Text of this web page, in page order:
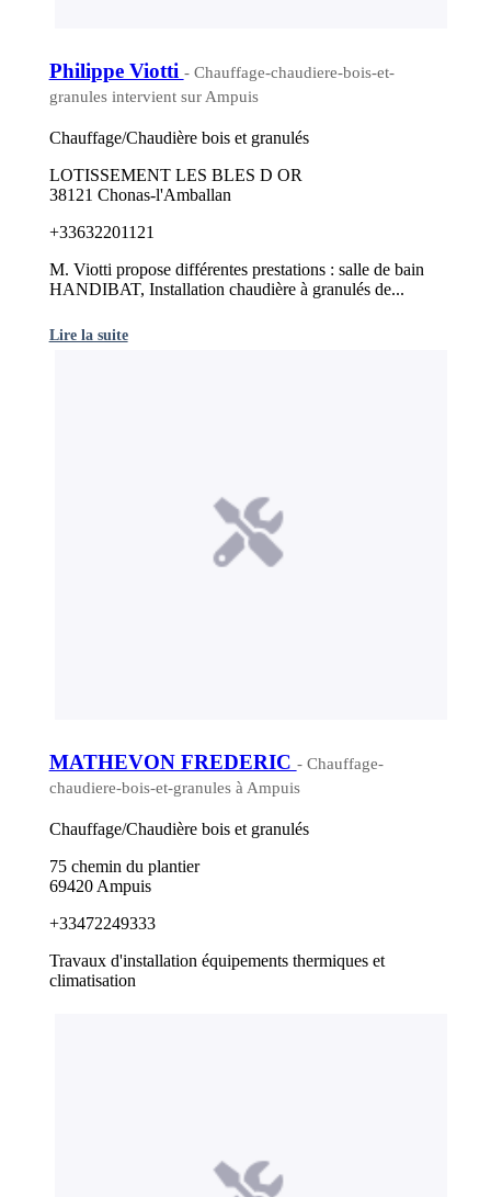
Philippe Viotti - Chauffage-chaudiere-bois-et-
granules intervient sur Ampuis
Chauffage/Chaudière bois et granulés
LOTISSEMENT LES BLES D OR
38121 Chonas-l'Amballan
+33632201121
M. Viotti propose différentes prestations : salle de bain
HANDIBAT, Installation chaudière à granulés de...
Lire la suite
MATHEVON FREDERIC - Chauffage-
chaudiere-bois-et-granules à Ampuis
Chauffage/Chaudière bois et granulés
75 chemin du plantier
69420 Ampuis
+33472249333
Travaux d'installation équipements thermiques et
climatisation